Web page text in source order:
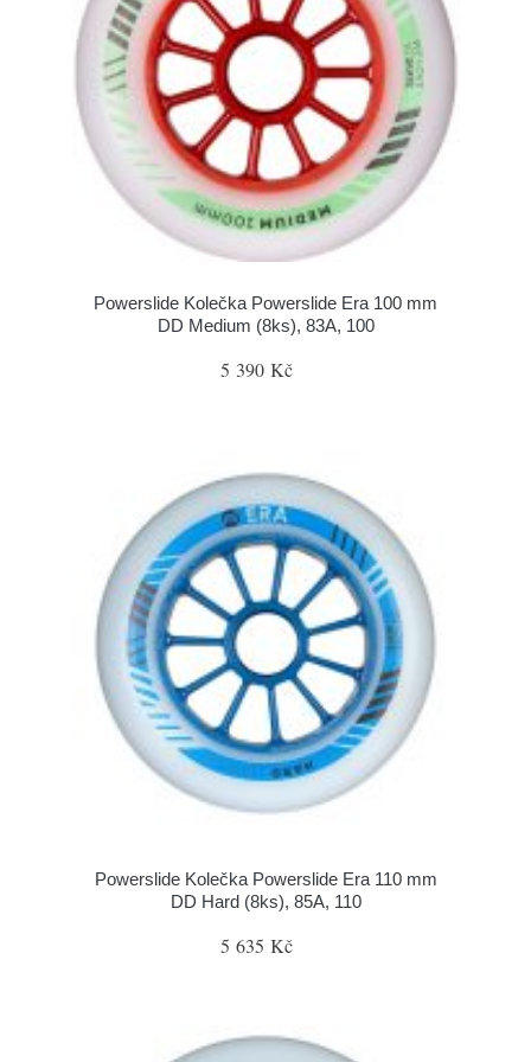
Powerslide Kolečka Powerslide Era 100 mm
DD Medium (8ks), 83A, 100
5 390 Kč
Powerslide Kolečka Powerslide Era 110 mm
DD Hard (8ks), 85A, 110
5 635 Kč